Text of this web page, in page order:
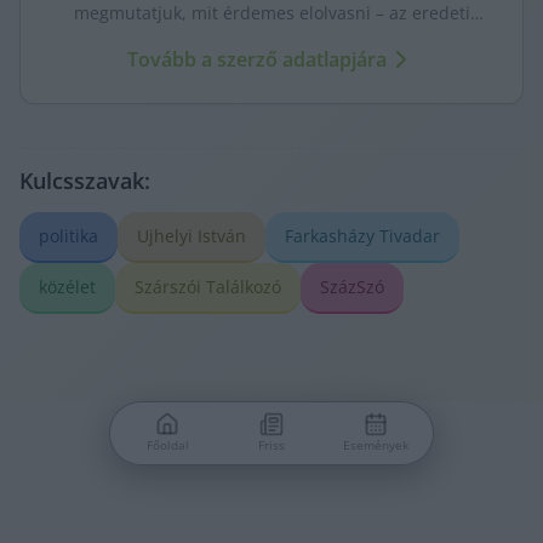
megmutatjuk, mit érdemes elolvasni – az eredeti
Tovább a szerző adatlapjára
Kulcsszavak:
politika Ujhelyi István Farkasházy Tivadar
közélet Szárszói Találkozó SzázSzó
Főoldal Friss Események